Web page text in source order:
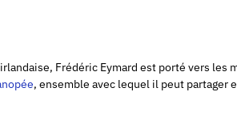
Frédéric Eymard est porté vers
, ensemble avec lequel il peut partager